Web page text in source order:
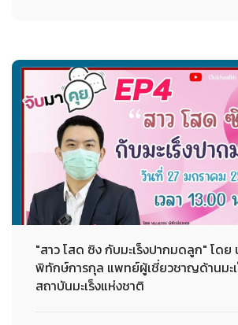
"สาว โสด ซิง กับมะเร็งปากมดลูก" โด
พิทักษ์การกุล แพทย์ผู้เชี่ยวชาญด้านมะเ
สถาบันมะเร็งแห่งชาติ